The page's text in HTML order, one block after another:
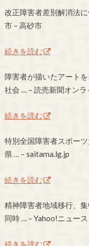
改正障害者差別解消法
市 – 高砂市
続きを読む
障害者が描いたアート
社会 … – 読売新聞オンラ
続きを読む
特別全国障害者スポー
県 … – saitama.lg.jp
続きを読む
精神障害者地域移行、
同時 … – Yahoo!ニュース
続きを読む